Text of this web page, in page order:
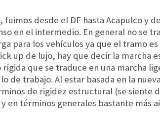
desde el DF hasta Acapulco y
en el intermedio. En general no se
para los vehículos ya que el tramo
up de lujo, hay que decir la marcha
que se traduce en una marcha
de trabajo. Al estar basada en la nueva
de rigidez estructural (se siente
en términos generales bastante más